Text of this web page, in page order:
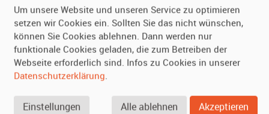
Vermieten
Oldtimer anmelden
Fotos senden
Fragen für Vermieter
Inserat verwalten
Hilfe
Häufige Fragen (FAQ)
So funktioniert's
Um unsere Website und unseren Service zu optimieren
setzen wir Cookies ein. Sollten Sie das nicht wünschen,
können Sie Cookies ablehnen. Dann werden nur
funktionale Cookies geladen, die zum Betreiben der
Webseite erforderlich sind. Infos zu Cookies in unserer
Datenschutzerklärung.
Einstellungen Alle ablehnen Akzeptieren